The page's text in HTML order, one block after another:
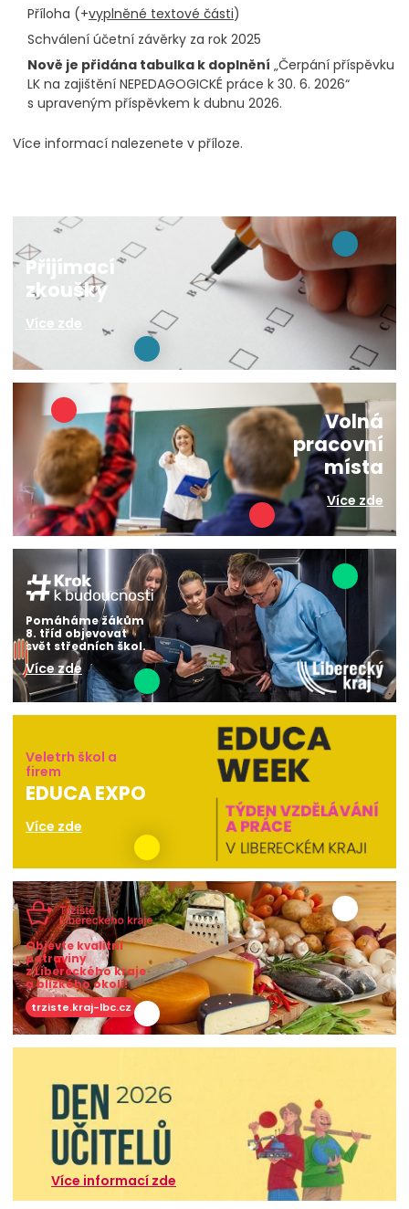
Příloha (+vyplněné textové části)
Schválení účetní závěrky za rok 2025
Nově je přidána tabulka k doplnění „Čerpání příspěvku
LK na zajištění NEPEDAGOGICKÉ práce k 30. 6. 2026“
s upraveným příspěvkem k dubnu 2026.
Více informací nalezenete v příloze.
Přijímací
zkoušky
Více zde
Volná
pracovní
místa
Více zde
Pomáháme žákům
8. tříd objevovat
svět středních škol.
Více zde
Veletrh škol a
firem
EDUCA EXPO
Více zde
Objevte kvalitní
potraviny
z Libereckého kraje
a blízkého okolí!
trziste.kraj-lbc.cz
Více informací zde